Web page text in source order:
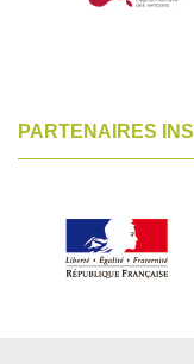
PARTENAIRES